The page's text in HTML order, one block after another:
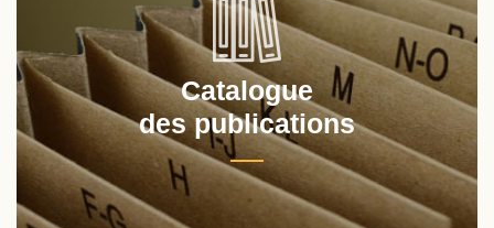
Catalogue
des publications